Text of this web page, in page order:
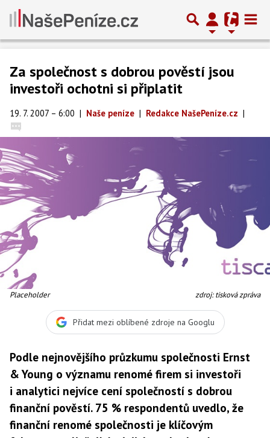
Za společnost s dobrou pověstí jsou
investoři ochotni si připlatit
19. 7. 2007 – 6:00 | Naše peníze | Redakce NašePeníze.cz |
Placeholder zdroj: tisková zpráva
Přidat mezi oblíbené zdroje na Googlu
Podle nejnovějšího průzkumu společnosti Ernst
& Young o významu renomé firem si investoři
i analytici nejvíce cení společností s dobrou
finanční pověstí. 75 % respondentů uvedlo, že
finanční renomé společnosti je klíčovým